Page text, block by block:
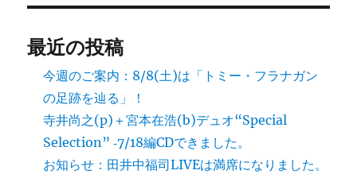
最近の投稿
今週のご案内：8/8(土)は「トミー・フラナガン
の足跡を辿る」！
寺井尚之(p)＋宮本在浩(b)デュオ“Special
Selection” ‐7/18編CDできました。
お知らせ：田井中福司LIVEは満席になりました。